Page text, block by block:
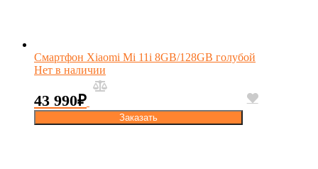
Смартфон Xiaomi Mi 11i 8GB/128GB голубой
Нет в наличии
43 990₽
Заказать